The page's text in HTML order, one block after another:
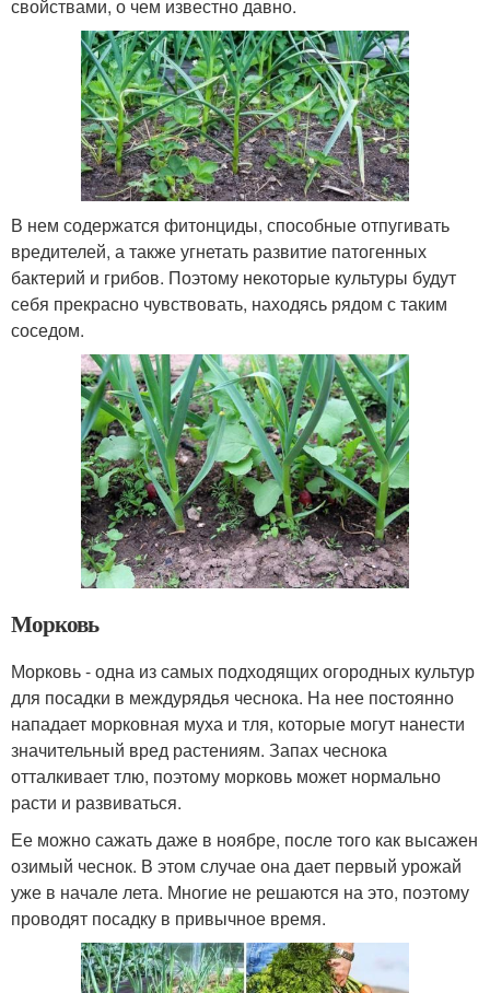
свойствами, о чем известно давно.
В нем содержатся фитонциды, способные отпугивать
вредителей, а также угнетать развитие патогенных
бактерий и грибов. Поэтому некоторые культуры будут
себя прекрасно чувствовать, находясь рядом с таким
соседом.
Морковь
Морковь - одна из самых подходящих огородных культур
для посадки в междурядья чеснока. На нее постоянно
нападает морковная муха и тля, которые могут нанести
значительный вред растениям. Запах чеснока
отталкивает тлю, поэтому морковь может нормально
расти и развиваться.
Ее можно сажать даже в ноябре, после того как высажен
озимый чеснок. В этом случае она дает первый урожай
уже в начале лета. Многие не решаются на это, поэтому
проводят посадку в привычное время.